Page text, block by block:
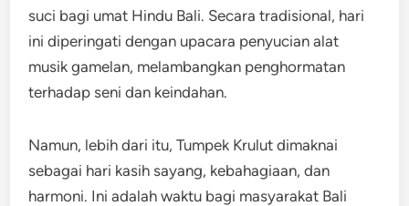
suci bagi umat Hindu Bali. Secara tradisional, hari
ini diperingati dengan upacara penyucian alat
musik gamelan, melambangkan penghormatan
terhadap seni dan keindahan.
Namun, lebih dari itu, Tumpek Krulut dimaknai
sebagai hari kasih sayang, kebahagiaan, dan
harmoni. Ini adalah waktu bagi masyarakat Bali